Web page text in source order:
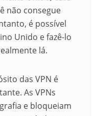
não consegue
é possível
Unido e fazê-lo
lá.
das VPN é
As VPNs
e bloqueiam